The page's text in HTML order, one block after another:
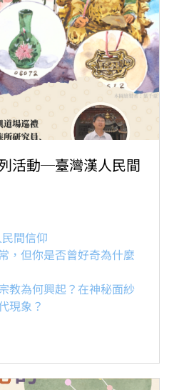
活動─臺灣漢人民間
間信仰
，但你是否曾好奇為什麼
教為何興起？在神秘面紗
現象？